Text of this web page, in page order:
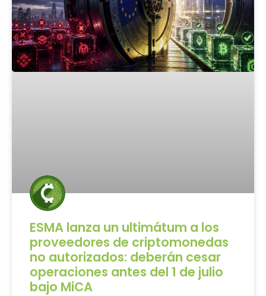
ESMA lanza un ultimátum a los
proveedores de criptomonedas
no autorizados: deberán cesar
operaciones antes del 1 de julio
bajo MiCA